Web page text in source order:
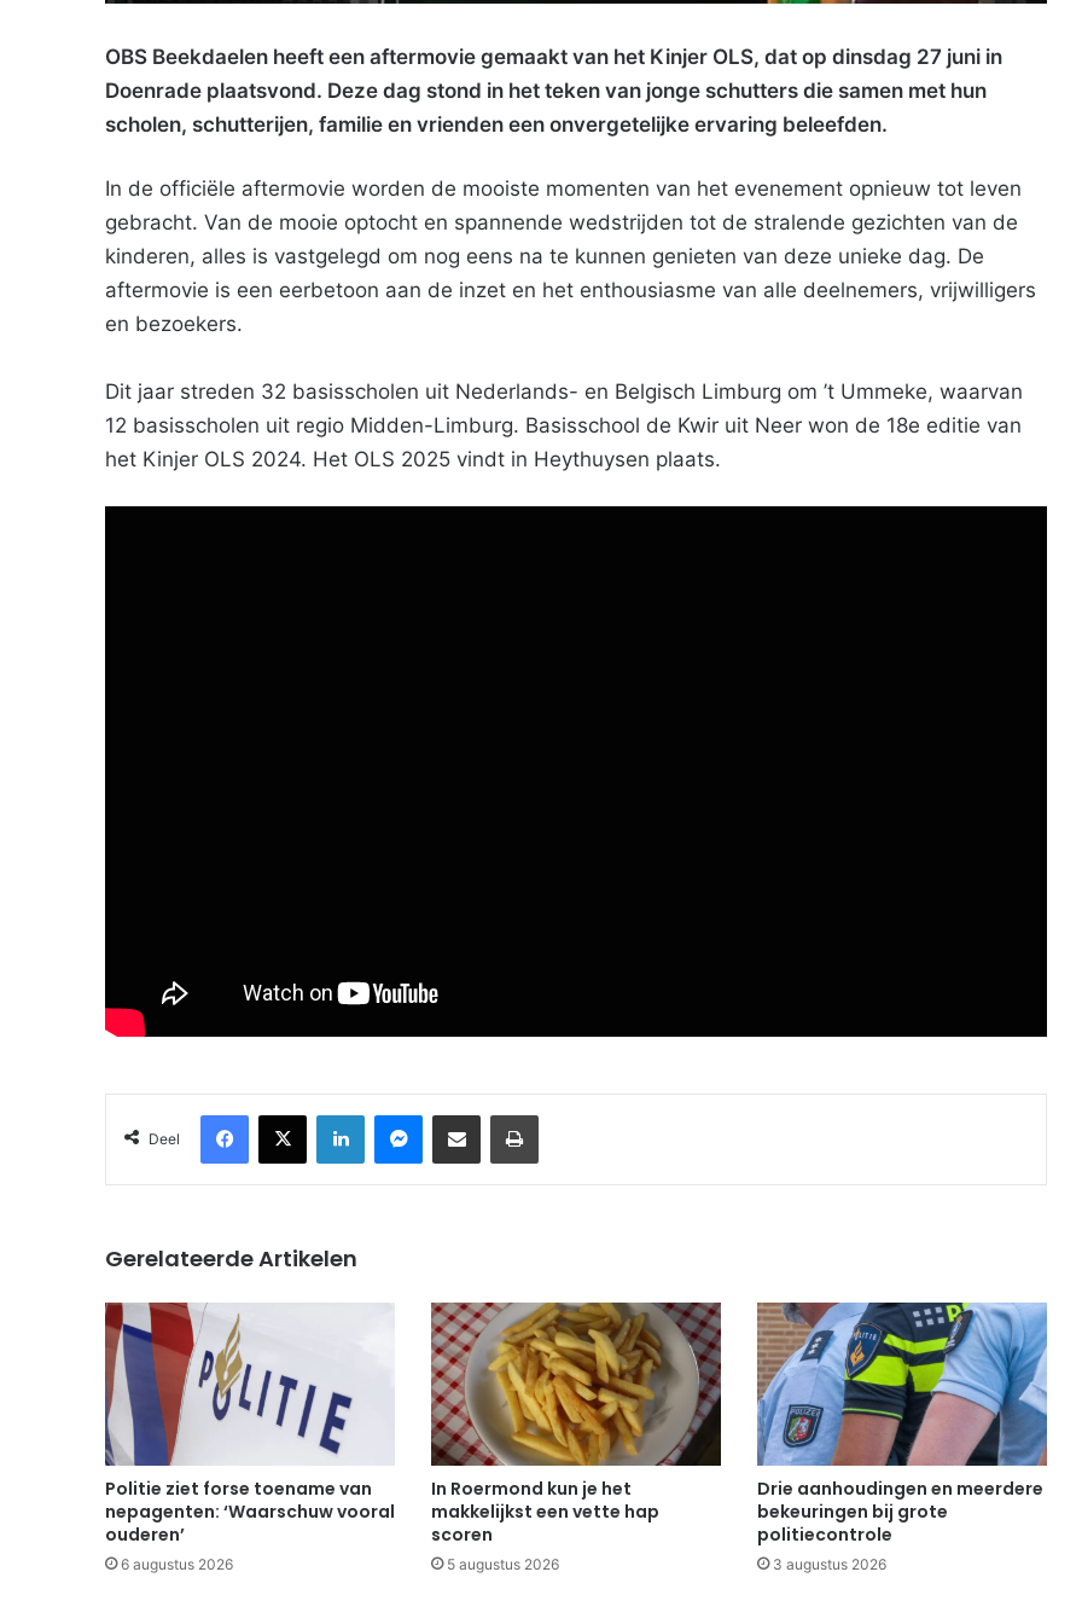
OBS Beekdaelen heeft een aftermovie gemaakt van het Kinjer OLS, dat op dinsdag 27 juni in
Doenrade plaatsvond. Deze dag stond in het teken van jonge schutters die samen met hun
scholen, schutterijen, familie en vrienden een onvergetelijke ervaring beleefden.
In de officiële aftermovie worden de mooiste momenten van het evenement opnieuw tot leven
gebracht. Van de mooie optocht en spannende wedstrijden tot de stralende gezichten van de
kinderen, alles is vastgelegd om nog eens na te kunnen genieten van deze unieke dag. De
aftermovie is een eerbetoon aan de inzet en het enthousiasme van alle deelnemers, vrijwilligers
en bezoekers.
Dit jaar streden 32 basisscholen uit Nederlands- en Belgisch Limburg om ’t Ummeke, waarvan
12 basisscholen uit regio Midden-Limburg. Basisschool de Kwir uit Neer won de 18e editie van
het Kinjer OLS 2024. Het OLS 2025 vindt in Heythuysen plaats.
Deel
Facebook
X LinkedInMessenger
Deel via Email Print
Gerelateerde Artikelen
Politie ziet forse toename van
nepagenten: ‘Waarschuw vooral
ouderen’
6 augustus 2026
In Roermond kun je het
makkelijkst een vette hap
scoren
5 augustus 2026
Drie aanhoudingen en meerdere
bekeuringen bij grote
politiecontrole
3 augustus 2026